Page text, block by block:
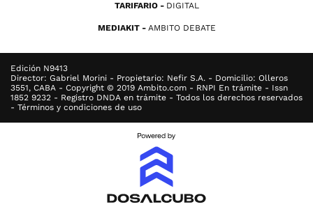
TARIFARIO DIGITAL
MEDIAKIT AMBITO DEBATE
Edición N9413
Director: Gabriel Morini - Propietario: Nefir S.A. - Domicilio: Olleros
3551, CABA - Copyright © 2019 Ambito.com - RNPI En trámite - Issn
1852 9232 - Registro DNDA en trámite - Todos los derechos reservados
- Términos y condiciones de uso